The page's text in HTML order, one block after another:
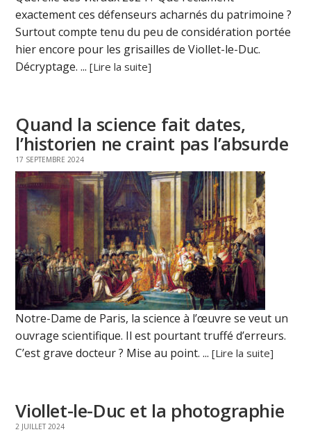
exactement ces défenseurs acharnés du patrimoine ?
Surtout compte tenu du peu de considération portée
hier encore pour les grisailles de Viollet-le-Duc.
Décryptage. ...[Lire la suite]
Quand la science fait dates,
l’historien ne craint pas l’absurde
17 SEPTEMBRE 2024
Notre-Dame de Paris, la science à l’œuvre se veut un
ouvrage scientifique. Il est pourtant truffé d’erreurs.
C’est grave docteur ? Mise au point. ...[Lire la suite]
Viollet-le-Duc et la photographie
2 JUILLET 2024